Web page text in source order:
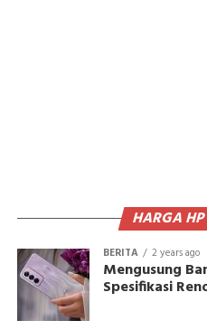
HARGA
BERITA 2 years ago
Mengusung
Spesifikasi